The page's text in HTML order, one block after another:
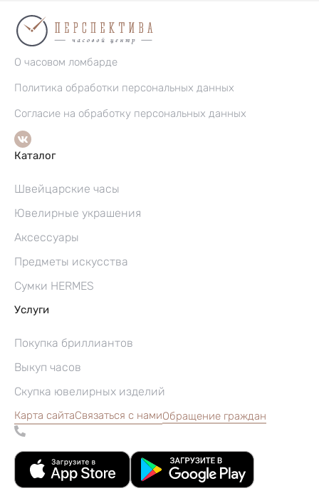
О часовом ломбарде
Политика обработки персональных данных
Согласие на обработку персональных данных
Каталог
Швейцарские часы
Ювелирные украшения
Аксессуары
Предметы искусства
Сумки HERMES
Услуги
Покупка бриллиантов
Выкуп часов
Скупка ювелирных изделий
Карта сайтаСвязаться с намиОбращение граждан